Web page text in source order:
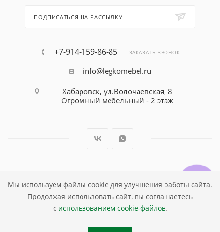
Мы используем файлы cookie для улучшения работы сайта.
Продолжая использовать сайт, вы соглашаетесь
с использованием cookie-файлов.
ПОДПИСАТЬСЯ НА РАССЫЛКУ
+7-914-159-86-85 ЗАКАЗАТЬ ЗВОНОК
info@legkomebel.ru
Хабаровск, ул.Волочаевская, 8
Огромный мебельный - 2 этаж